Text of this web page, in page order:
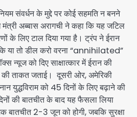
संवर्धन के मुद्दे पर कोई सहमति न बनने
मंत्री अब्बास अरागची ने कहा कि यह जटिल
के लिए टाल दिया गया है। ट्रंप ने ईरान
या तो डील करो वरना “annihilated”
न्यूज को दिए साक्षात्कार में ईरान की
की ताकत जताई। दूसरी ओर, अमेरिकी
युद्धविराम को 45 दिनों के लिए बढ़ाने की
की बातचीत के बाद यह फैसला लिया
बातचीत 2-3 जून को होगी, जबकि सुरक्षा